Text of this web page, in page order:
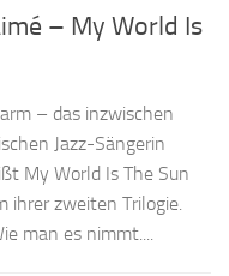
– My World Is
– das inzwischen
Jazz-Sängerin
My World Is The Sun
ihrer zweiten Trilogie.
man es nimmt....